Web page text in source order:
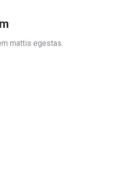
mattis egestas.